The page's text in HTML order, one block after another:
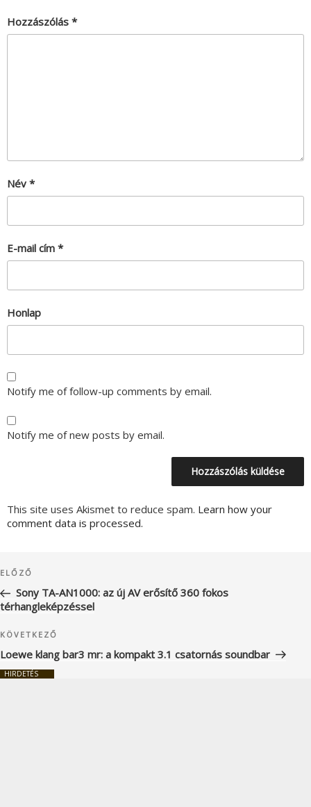
Hozzászólás *
Név *
E-mail cím *
Honlap
Notify me of follow-up comments by email.
Notify me of new posts by email.
This site uses Akismet to reduce spam. Learn how your
comment data is processed.
navigáció
Korábbi
bejegyzés
ELŐZŐ
Sony TA-AN1000: az új AV erősítő 360 fokos
térhangleképzéssel
Következő
bejegyzés
KÖVETKEZŐ
Loewe klang bar3 mr: a kompakt 3.1 csatornás soundbar
HIRDETÉS